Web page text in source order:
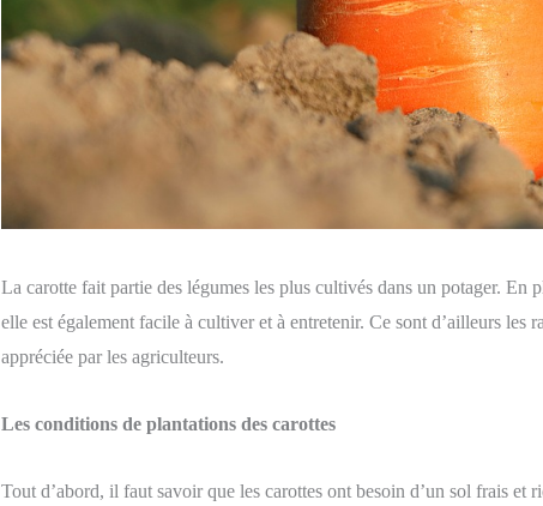
La carotte fait partie des légumes les plus cultivés dans un potager. En
elle est également facile à cultiver et à entretenir. Ce sont d’ailleurs les
appréciée par les agriculteurs.
Les conditions de plantations des carottes
Tout d’abord, il faut savoir que les carottes ont besoin d’un sol frais et